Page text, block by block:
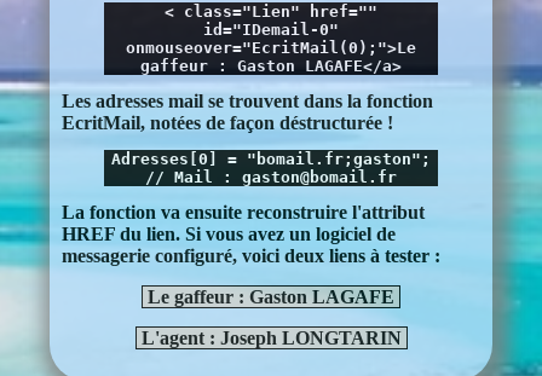
< class="Lien" href=""
id="IDemail-0"
onmouseover="EcritMail(0);">Le
gaffeur : Gaston LAGAFE</a>
Les adresses mail se trouvent dans la fonction
EcritMail, notées de façon déstructurée !
Adresses[0] = "bomail.fr;gaston";
// Mail : gaston@bomail.fr
La fonction va ensuite reconstruire l'attribut
HREF du lien. Si vous avez un logiciel de
messagerie configuré, voici deux liens à tester :
Le gaffeur : Gaston LAGAFE
L'agent : Joseph LONGTARIN